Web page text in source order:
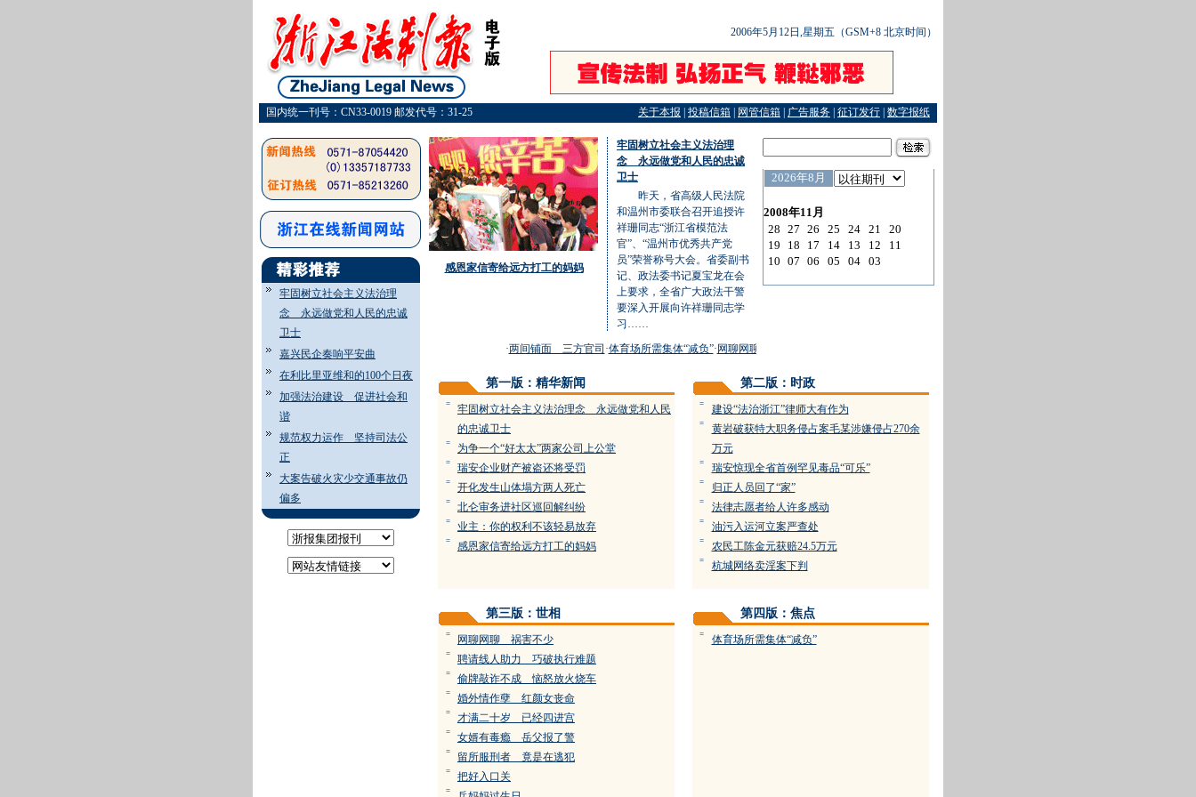
2006年5月12日,星期五（GSM+8 北京时间）
国内统一刊号：CN33-0019 邮发代号：31-25 关于本报 投稿信箱 网管信箱 广告服务 征订发行 数字报纸
牢固树立社会主义法治理
念 永远做党和人民的忠诚
卫士
嘉兴民企奏响平安曲
在利比里亚维和的100个日夜
加强法治建设 促进社会和
谐
规范权力运作 坚持司法公
正
大案告破火灾少交通事故仍
偏多
感恩家信寄给远方打工的妈妈
牢固树立社会主义法治理
念 永远做党和人民的忠诚
卫士
昨天，省高级人民法院
和温州市委联合召开追授许
祥珊同志“浙江省模范法
官”、“温州市优秀共产党
员”荣誉称号大会。省委副书
记、政法委书记夏宝龙在会
上要求，全省广大政法干警
要深入开展向许祥珊同志学
习……
两间铺面 三方官司·体育场所需集体“减负”·网聊网聊 祸害不少
第一版：精华新闻
=
牢固树立社会主义法治理念 永远做党和人民
的忠诚卫士
= 为争一个“好太太”两家公司上公堂
= 瑞安企业财产被盗还将受罚
= 开化发生山体塌方两人死亡
= 北仑审务进社区巡回解纠纷
= 业主：你的权利不该轻易放弃
= 感恩家信寄给远方打工的妈妈
第二版：时政
= 建设“法治浙江”律师大有作为
=
黄岩破获特大职务侵占案毛某涉嫌侵占270余
万元
= 瑞安惊现全省首例罕见毒品“可乐”
= 归正人员回了“家”
= 法律志愿者给人许多感动
= 油污入运河立案严查处
= 农民工陈金元获赔24.5万元
= 杭城网络卖淫案下判
第三版：世相
= 网聊网聊 祸害不少
= 聘请线人助力 巧破执行难题
= 偷牌敲诈不成 恼怒放火烧车
= 婚外情作孽 红颜女丧命
= 才满二十岁 已经四进宫
= 女婿有毒瘾 岳父报了警
= 留所服刑者 竟是在逃犯
= 把好入口关
=
第四版：焦点
= 体育场所需集体“减负”